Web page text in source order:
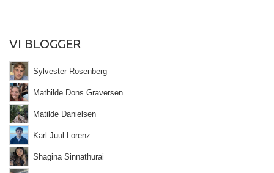
VI BLOGGER
Sylvester Rosenberg
Mathilde Dons Graversen
Matilde Danielsen
Karl Juul Lorenz
Shagina Sinnathurai